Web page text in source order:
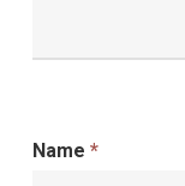
Name *